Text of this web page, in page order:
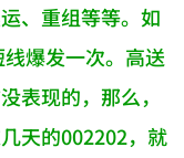
、重组等等。如
爆发一次。高送
表现的，那么，
天的002202，就